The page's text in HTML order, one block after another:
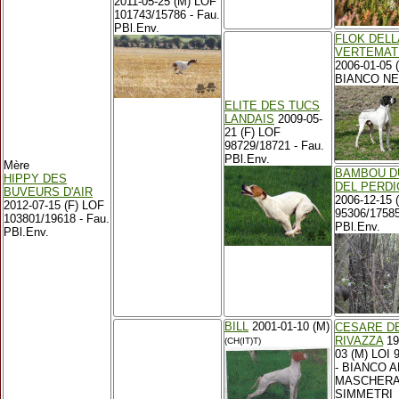
Mère
HIPPY DES
BUVEURS D'AIR
2012-07-15 (F) LOF
103801/19618 - Fau.
PBl.Env.
101743/15786 - Fau.
PBl.Env.
ELITE DES TUCS
LANDAIS 2009-05-
21 (F) LOF
98729/18721 - Fau.
PBl.Env.
FLOK
2006-01-05
BIANCO
BAMBOU
DEL
2006-12-15
95306/
PBl.Env.
BILL 2001-01-10 (M)
(CH(IT)T)
CESARE
RIVAZZA
03 (M) LOI
- BIANCO
SIMMETRI